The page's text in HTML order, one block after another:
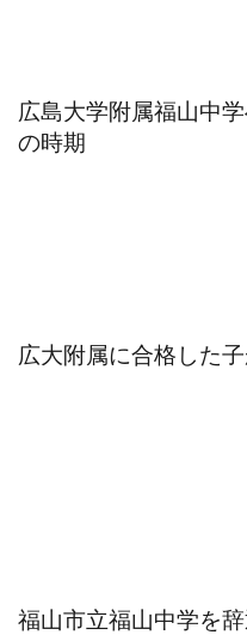
広島大学附属福山中
の時期
広大附属に合格した
福山市立福山中学を